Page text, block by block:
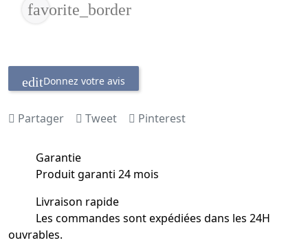
favorite_border
Donnez votre avis
Partager Tweet Pinterest
Garantie
Produit garanti 24 mois
Livraison rapide
Les commandes sont expédiées dans les 24H
ouvrables.